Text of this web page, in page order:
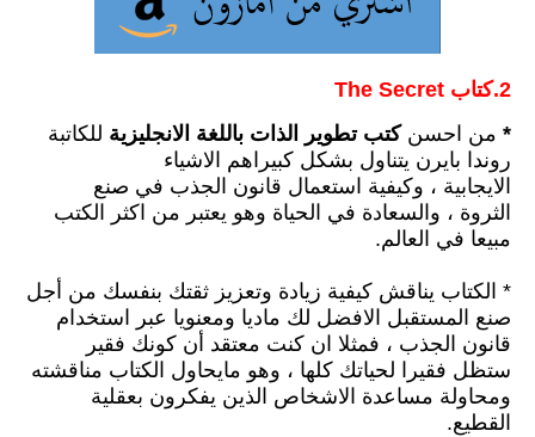
2.كتاب The Secret
* من احسن كتب تطوير الذات باللغة الانجليزية للكاتبة
روندا بايرن يتناول بشكل كبيراهم الاشياء
الايجابية ، وكيفية استعمال قانون الجذب في صنع
الثروة ، والسعادة في الحياة وهو يعتبر من اكثر الكتب
مبيعا في العالم.
* الكتاب يناقش كيفية زيادة وتعزيز ثقتك بنفسك من أجل
صنع المستقبل الافضل لك ماديا ومعنويا عبر استخدام
قانون الجذب ، فمثلا ان كنت معتقد أن كونك فقير
ستظل فقيرا لحياتك كلها ، وهو مايحاول الكتاب مناقشته
ومحاولة مساعدة الاشخاص الذين يفكرون بعقلية
القطيع.